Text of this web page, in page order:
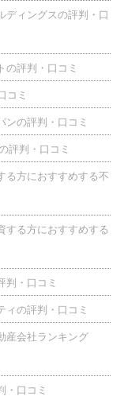
ィングスの評判・口
評判・口コミ
コミ
の評判・口コミ
評判・口コミ
る方におすすめする不
する方におすすめする
・口コミ
の評判・口コミ
産会社ランキング
口コミ